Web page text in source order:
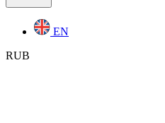
EN
RUB